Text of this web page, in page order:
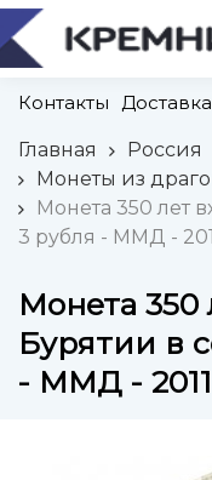
Контакты Доставка
Главная
Россия
Монеты из
Монета 350 лет
3 рубля - ММД -
Монета 350
Бурятии в
- ММД -